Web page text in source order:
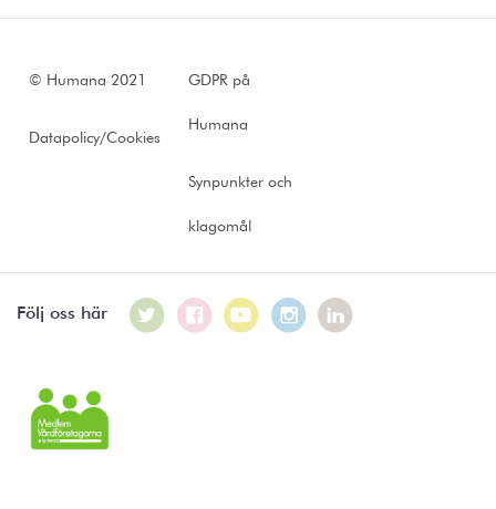
© Humana 2021
Datapolicy/Cookies
GDPR på
Humana
Synpunkter och
klagomål
Följ oss här